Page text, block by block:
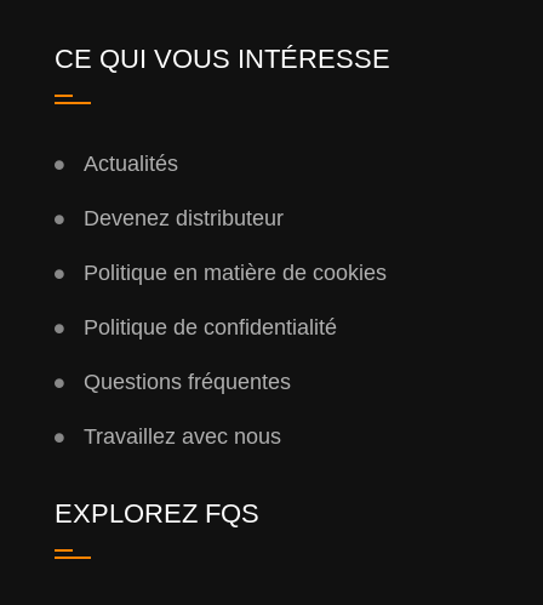
CE QUI VOUS INTÉRESSE
Actualités
Devenez distributeur
Politique en matière de cookies
Politique de confidentialité
Questions fréquentes
Travaillez avec nous
EXPLOREZ FQS